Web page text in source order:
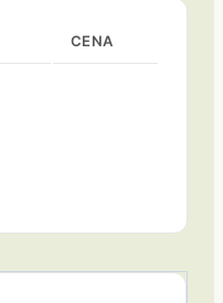
CENA